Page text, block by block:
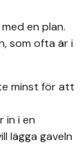
en plan.
som ofta är i
minst för att
in i en
lägga gaveln